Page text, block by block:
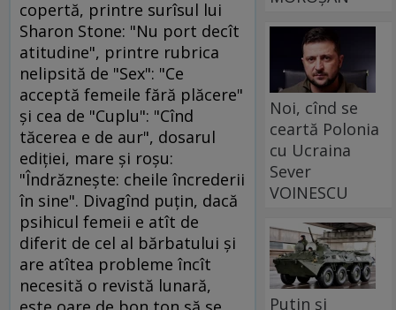
copertă, printre surîsul lui
Sharon Stone: "Nu port decît
atitudine", printre rubrica
nelipsită de "Sex": "Ce
acceptă femeile fără plăcere"
şi cea de "Cuplu": "Cînd
tăcerea e de aur", dosarul
ediţiei, mare şi roşu:
"Îndrăzneşte: cheile încrederii
în sine". Divagînd puţin, dacă
psihicul femeii e atît de
diferit de cel al bărbatului şi
are atîtea probleme încît
necesită o revistă lunară,
Noi, cînd se
ceartă Polonia
cu Ucraina
Sever
VOINESCU
Putin și